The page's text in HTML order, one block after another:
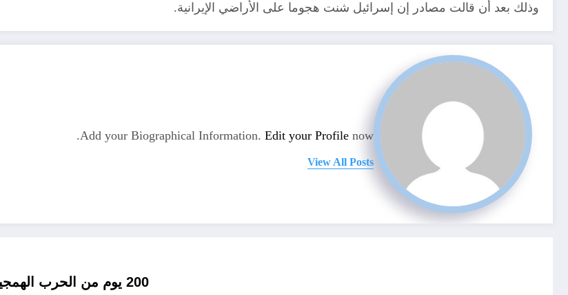
وذلك بعد أن قالت مصادر إن إسرائيل شنت هجوما على الأراضي الإيرانية.
Add your Biographical Information. Edit your Profile now.
View All Posts
200 يوم من الحرب الهمجية … والإبادة الجماعية تمتد إلى مخيمات الضفة الغربية